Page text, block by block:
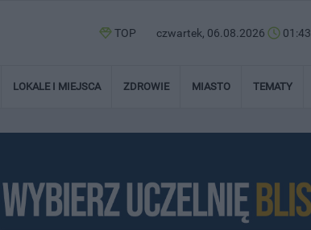
TOP czwartek, 06.08.2026 01:43
LOKALE I MIEJSCA ZDROWIE MIASTO TEMATY